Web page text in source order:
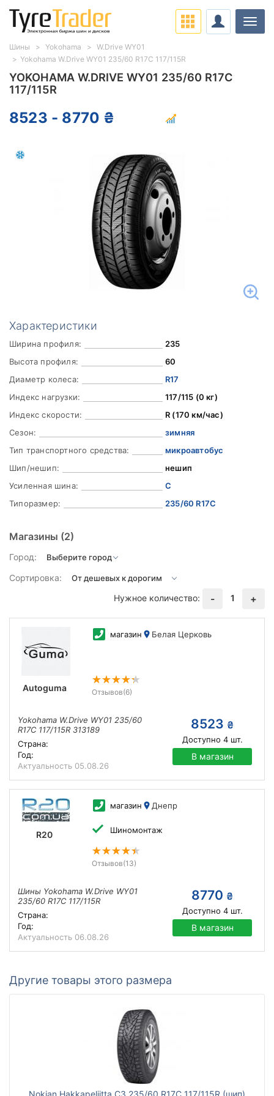
YOKOHAMA W.DRIVE WY01 235/60 R17C
117/115R
8523 - 8770 ₴
Характеристики
Ширина профиля:
235
Высота профиля:
60
Диаметр колеса:
R17
Индекс нагрузки:
117/115 (0 кг)
Индекс скорости:
R (170 км/час)
Сезон:
зимняя
Тип транспортного средства:
микроавтобус
Шип/нешип:
нешип
Усиленная шина:
C
Типоразмер:
235/60 R17C
Магазины (2)
Город:
Сортировка:
Нужное количество:
- 1 +
Autoguma
магазин Белая Церковь
Отзывов(6)
Yokohama W.Drive WY01 235/60
R17C 117/115R 313189
Страна:
Год:
Актуальность 05.08.26
8523 ₴
Доступно 4шт.
В магазин
R20
магазин Днепр
Шиномонтаж
Отзывов(13)
Шины Yokohama W.Drive WY01
235/60 R17C 117/115R
Страна:
Год:
Актуальность 06.08.26
8770 ₴
Доступно 4шт.
В магазин
Другие товары этого размера
Nokian Hakkapeliitta C3 235/60 R17C 117/115R (шип)
Шины Yokohama
W.Drive WY01
Yokohama W.Drive WY01 235/60 R17C 117/115R